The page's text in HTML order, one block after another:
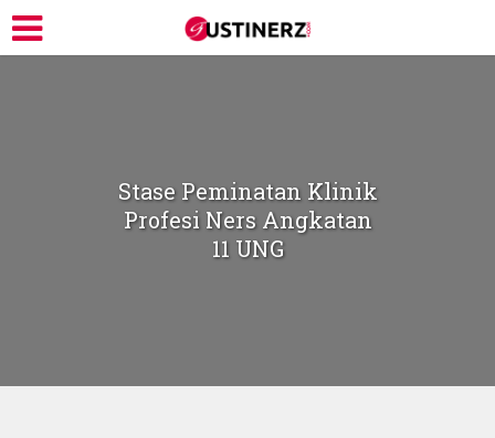
Stase Peminatan Klinik
Profesi Ners Angkatan
11 UNG